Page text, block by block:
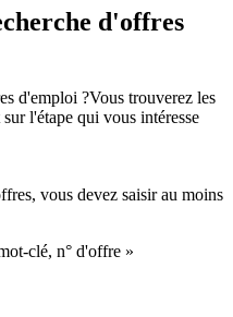
d'offres
d'emploi ?Vous trouverez les
l'étape qui vous intéresse
vous devez saisir au moins
clé, n° d'offre »